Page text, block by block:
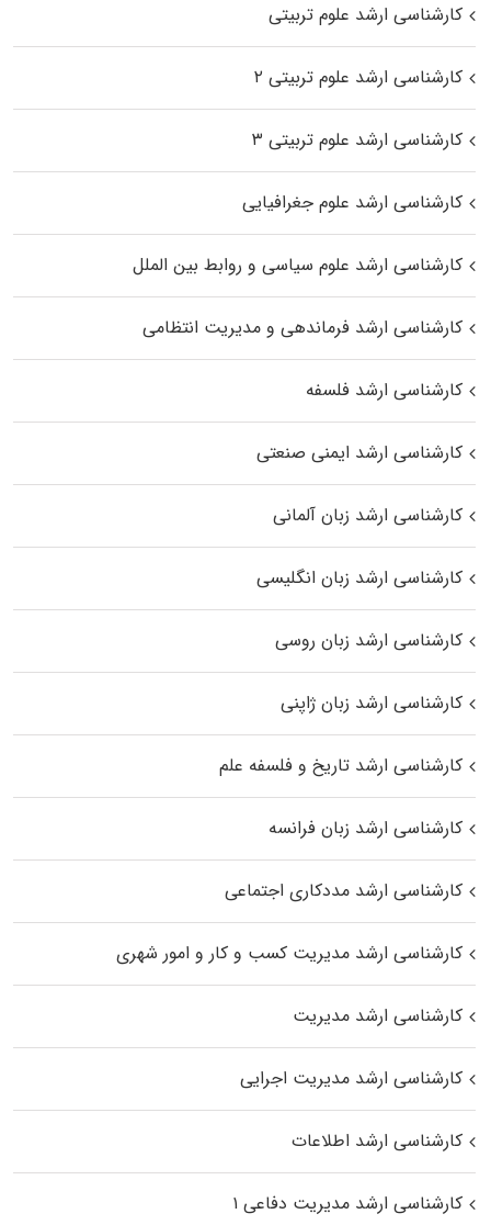
کارشناسی ارشد علوم تربیتی
کارشناسی ارشد علوم تربیتی ۲
کارشناسی ارشد علوم تربیتی ۳
کارشناسی ارشد علوم جغرافیایی
کارشناسی ارشد علوم سیاسی و روابط بین الملل
کارشناسی ارشد فرماندهی و مدیریت انتظامی
کارشناسی ارشد فلسفه
کارشناسی ارشد ایمنی صنعتی
کارشناسی ارشد زبان آلمانی
کارشناسی ارشد زبان انگلیسی
کارشناسی ارشد زبان روسی
کارشناسی ارشد زبان ژاپنی
کارشناسی ارشد تاریخ و فلسفه علم
کارشناسی ارشد زبان فرانسه
کارشناسی ارشد مددکاری اجتماعی
کارشناسی ارشد مدیریت کسب و کار و امور شهری
کارشناسی ارشد مدیریت
کارشناسی ارشد مدیریت اجرایی
کارشناسی ارشد اطلاعات
کارشناسی ارشد مدیریت دفاعی ۱